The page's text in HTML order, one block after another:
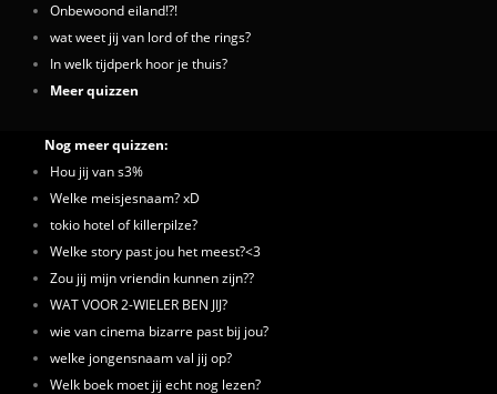
Onbewoond eiland!?!
wat weet jij van lord of the rings?
In welk tijdperk hoor je thuis?
Meer quizzen
Nog meer quizzen:
Hou jij van s3%
Welke meisjesnaam? xD
tokio hotel of killerpilze?
Welke story past jou het meest?<3
Zou jij mijn vriendin kunnen zijn??
WAT VOOR 2-WIELER BEN JIJ?
wie van cinema bizarre past bij jou?
welke jongensnaam val jij op?
Welk boek moet jij echt nog lezen?